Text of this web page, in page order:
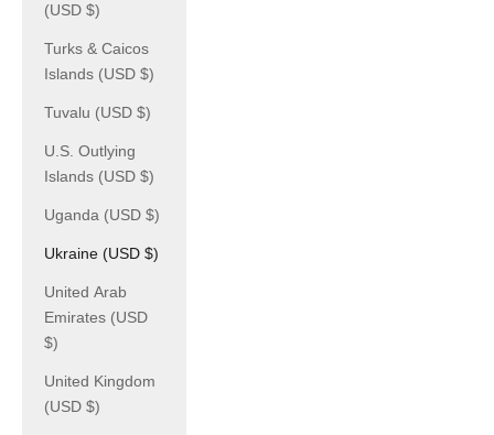
(USD $)
Turks & Caicos
Islands (USD $)
Tuvalu (USD $)
U.S. Outlying
Islands (USD $)
Uganda (USD $)
Ukraine (USD $)
United Arab
Emirates (USD
$)
United Kingdom
(USD $)